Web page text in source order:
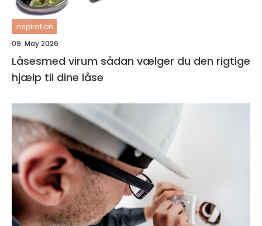
inspiration
09. May 2026
Låsesmed virum sådan vælger du den rigtige
hjælp til dine låse